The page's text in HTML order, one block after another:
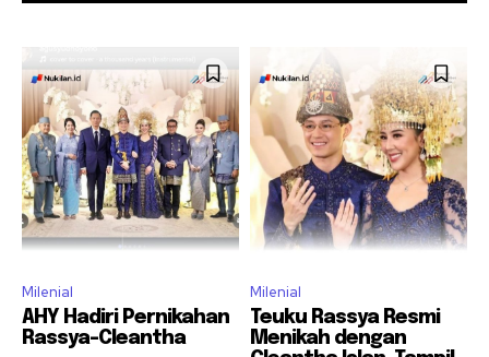
Milenial
AHY Hadiri Pernikahan
Rassya–Cleantha
Milenial
Teuku Rassya Resmi
Menikah dengan